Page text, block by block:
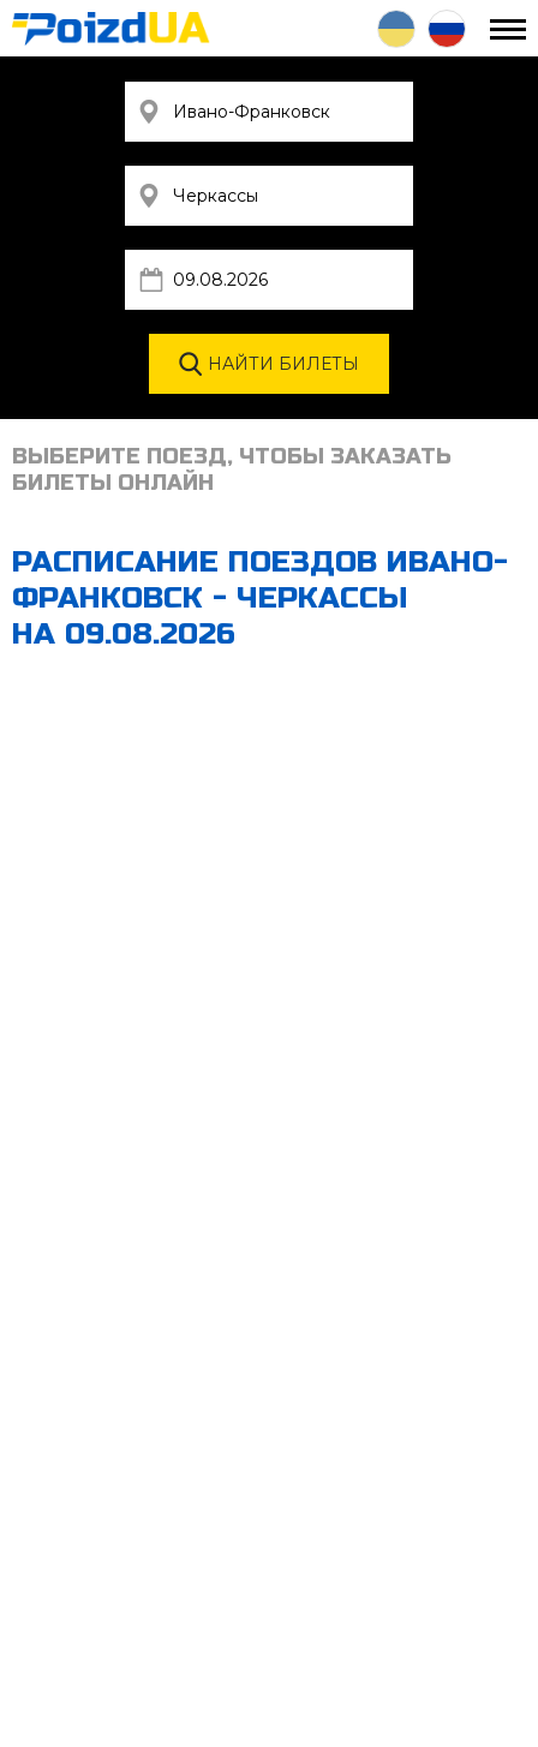
ВЫБЕРИТЕ ПОЕЗД, ЧТОБЫ ЗАКАЗАТЬ
БИЛЕТЫ ОНЛАЙН
РАСПИСАНИЕ ПОЕЗДОВ ИВАНО-
ФРАНКОВСК - ЧЕРКАССЫ
НА 09.08.2026